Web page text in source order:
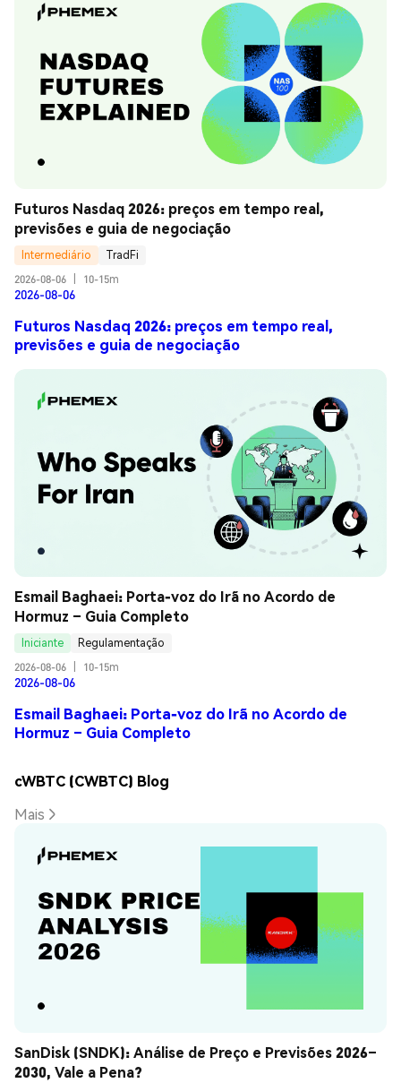
Futuros Nasdaq 2026: preços em tempo real,
previsões e guia de negociação
Intermediário
TradFi
2026-08-06
10-15m
2026-08-06
Futuros Nasdaq 2026: preços em tempo real,
previsões e guia de negociação
Esmail Baghaei: Porta-voz do Irã no Acordo de
Hormuz – Guia Completo
Iniciante
Regulamentação
2026-08-06
10-15m
2026-08-06
Esmail Baghaei: Porta-voz do Irã no Acordo de
Hormuz – Guia Completo
cWBTC (CWBTC) Blog
Mais
SanDisk (SNDK): Análise de Preço e Previsões 2026–
2030, Vale a Pena?